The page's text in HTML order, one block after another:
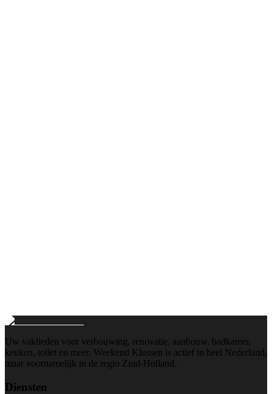
Uw vaklieden voor verbouwing, renovatie, aanbouw, badkamer,
keuken, toilet en meer. Weekend Klussen is actief in heel Nederland,
maar voornamelijk in de regio Zuid-Holland.
Diensten